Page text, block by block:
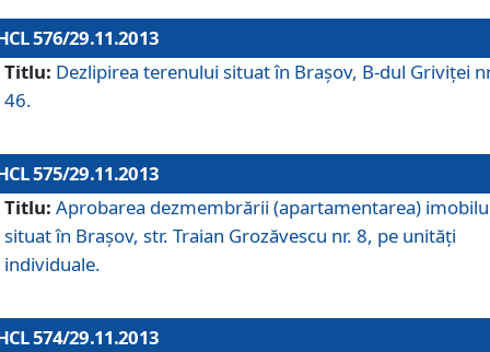
576/29.11.2013
Titlu: Dezlipirea terenului situat în Braşov, B-dul Griviţei
46.
575/29.11.2013
Titlu: Aprobarea dezmembrării (apartamentarea)
situat în Braşov, str. Traian Grozăvescu nr. 8, pe unităţi
individuale.
574/29.11.2013